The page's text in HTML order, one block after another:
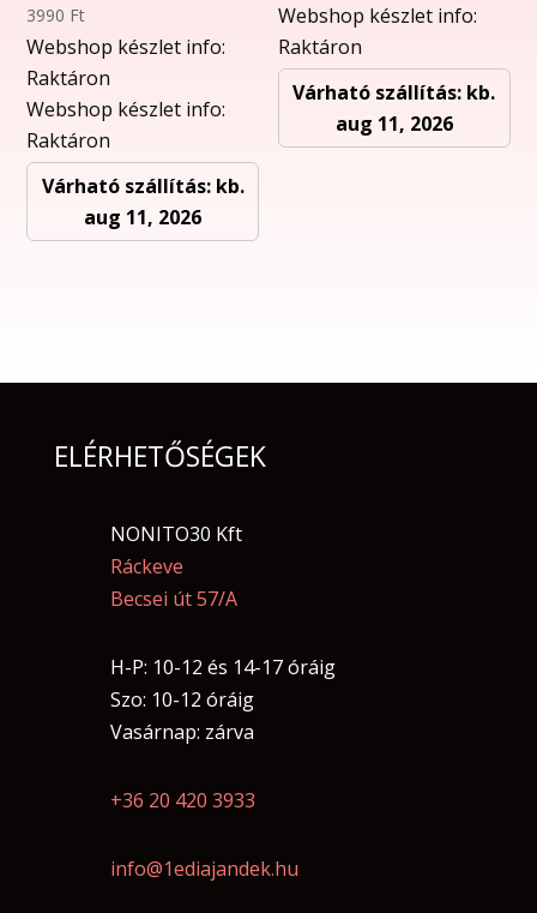
3990 Ft
Webshop készlet info:
Raktáron
Webshop készlet info:
Raktáron
Várható szállítás: kb.
aug 11, 2026
Webshop készlet info:
Raktáron
Várható szállítás: kb.
aug 11, 2026
ELÉRHETŐSÉGEK
NONITO30 Kft
Ráckeve
Becsei út 57/A
H-P: 10-12 és 14-17 óráig
Szo: 10-12 óráig
Vasárnap: zárva
+36 20 420 3933
info@1ediajandek.hu